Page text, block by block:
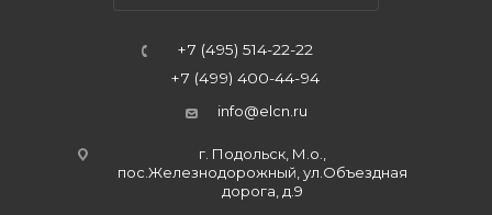
+7 (495) 514-22-22
+7 (499) 400-44-94
info@elcn.ru
г. Подольск, М.о.,
пос.Железнодорожный, ул.Объездная
дорога, д.9